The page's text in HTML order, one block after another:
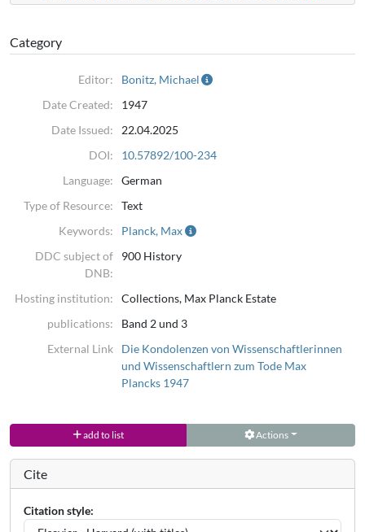
Category
Editor:
Bonitz, Michael
Date Created:
1947
Date Issued:
22.04.2025
DOI:
10.57892/100-234
Language:
German
Type of Resource:
Text
Keywords:
Planck, Max
DDC subject of
DNB:
900 History
Hosting institution:
Collections, Max Planck Estate
publications:
Band 2 und 3
External Link
Die Kondolenzen von Wissenschaftlerinnen
und Wissenschaftlern zum Tode Max
Plancks 1947
add to list Actions
Cite
Citation style: